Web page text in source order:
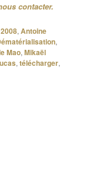
contacter.
2008,Antoine
,
Mao,Mikaël
,télécharger,